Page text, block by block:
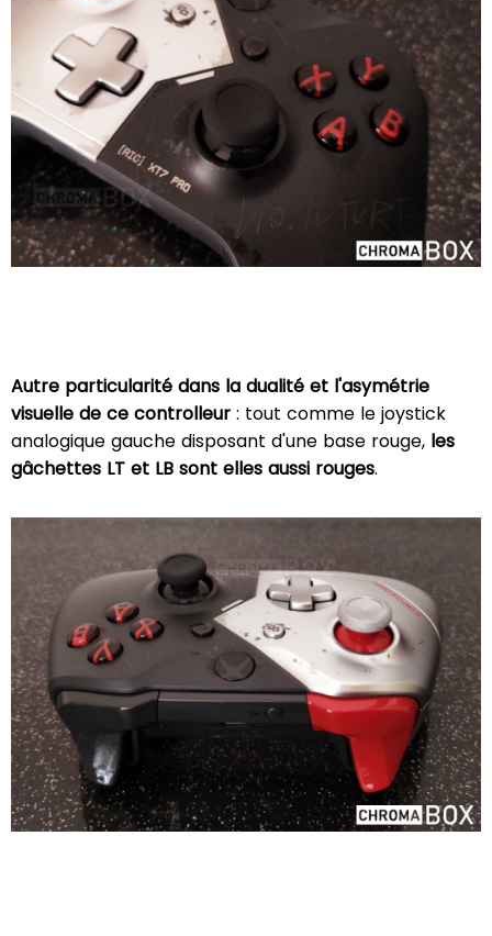
Autre particularité dans la dualité et l'asymétrie
visuelle de ce controlleur : tout comme le joystick
analogique gauche disposant d'une base rouge, les
gâchettes LT et LB sont elles aussi rouges.